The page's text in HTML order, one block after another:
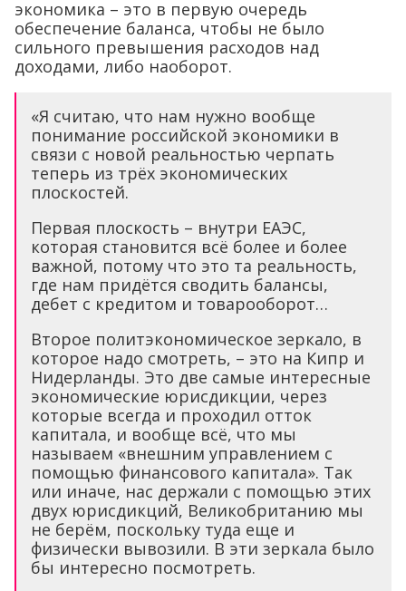
экономика – это в первую очередь
обеспечение баланса, чтобы не было
сильного превышения расходов над
доходами, либо наоборот.
«Я считаю, что нам нужно вообще
понимание российской экономики в
связи с новой реальностью черпать
теперь из трёх экономических
плоскостей.
Первая плоскость – внутри ЕАЭС,
которая становится всё более и более
важной, потому что это та реальность,
где нам придётся сводить балансы,
дебет с кредитом и товарооборот…
Второе политэкономическое зеркало, в
которое надо смотреть, – это на Кипр и
Нидерланды. Это две самые интересные
экономические юрисдикции, через
которые всегда и проходил отток
капитала, и вообще всё, что мы
называем «внешним управлением с
помощью финансового капитала». Так
или иначе, нас держали с помощью этих
двух юрисдикций, Великобританию мы
не берём, поскольку туда еще и
физически вывозили. В эти зеркала было
бы интересно посмотреть.